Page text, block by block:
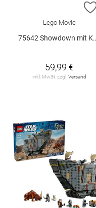
Lego Movie
75642 Showdown mit Kapitän Smoker V29
59,99 €
inkl. MwSt. zzgl.Versand